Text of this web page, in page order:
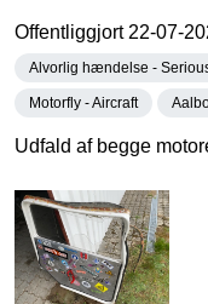
Offentliggjort 22-07-
Alvorlig hændelse -
Motorfly - Aircraft
Udfald af begge